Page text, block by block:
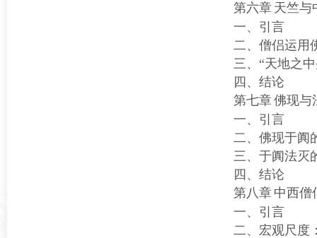
第六章 天竺与
一、引言
二、僧侣运用
三、“天地之
四、结论
第七章佛现与
一、引言
二、佛现于阗
三、于阗法灭
四、结论
第八章 中西僧
一、引言
二、宏观尺度